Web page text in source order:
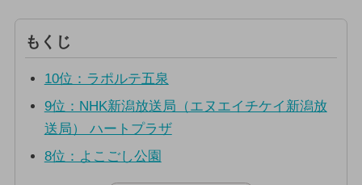
もくじ
10位：ラポルテ五泉
9位：NHK新潟放送局（エヌエイチケイ新潟放
送局） ハートプラザ
8位：よこごし公園